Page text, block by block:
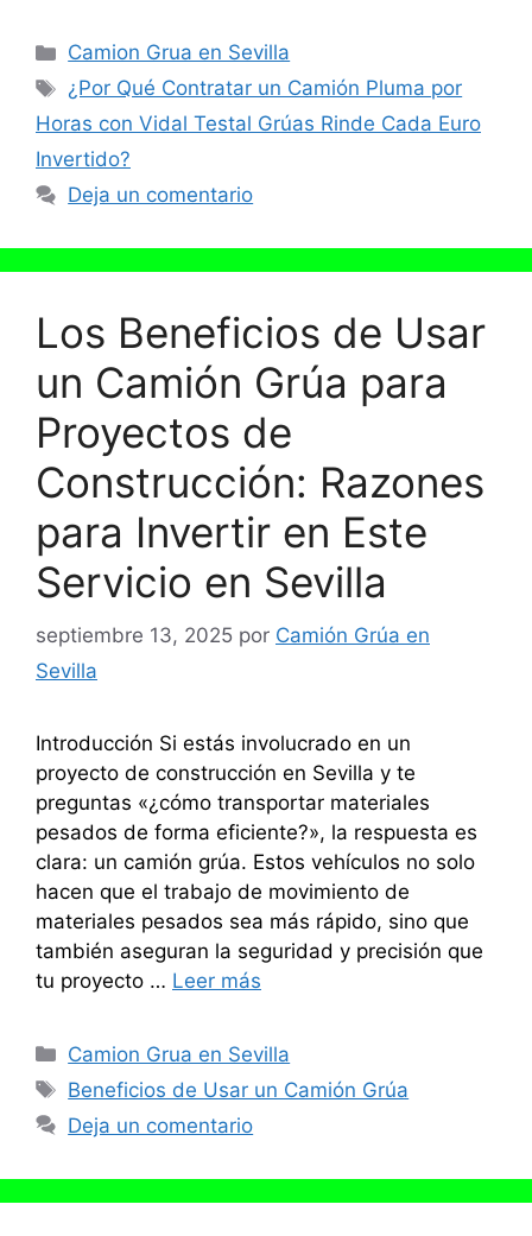
Categorías
Camion Grua en Sevilla
Etiquetas
¿Por Qué Contratar un Camión Pluma por
Horas con Vidal Testal Grúas Rinde Cada Euro
Invertido?
Deja un comentario
Los Beneficios de Usar
un Camión Grúa para
Proyectos de
Construcción: Razones
para Invertir en Este
Servicio en Sevilla
septiembre 13, 2025 por Camión Grúa en
Sevilla
Introducción Si estás involucrado en un
proyecto de construcción en Sevilla y te
preguntas «¿cómo transportar materiales
pesados de forma eficiente?», la respuesta es
clara: un camión grúa. Estos vehículos no solo
hacen que el trabajo de movimiento de
materiales pesados sea más rápido, sino que
también aseguran la seguridad y precisión que
tu proyecto … Leer más
Categorías
Camion Grua en Sevilla
Etiquetas
Beneficios de Usar un Camión Grúa
Deja un comentario